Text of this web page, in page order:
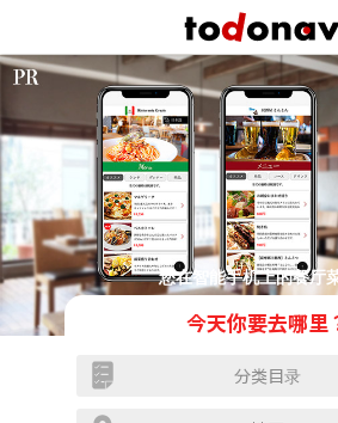
您在智能手机上的餐厅
今天你要去哪里
分类目录